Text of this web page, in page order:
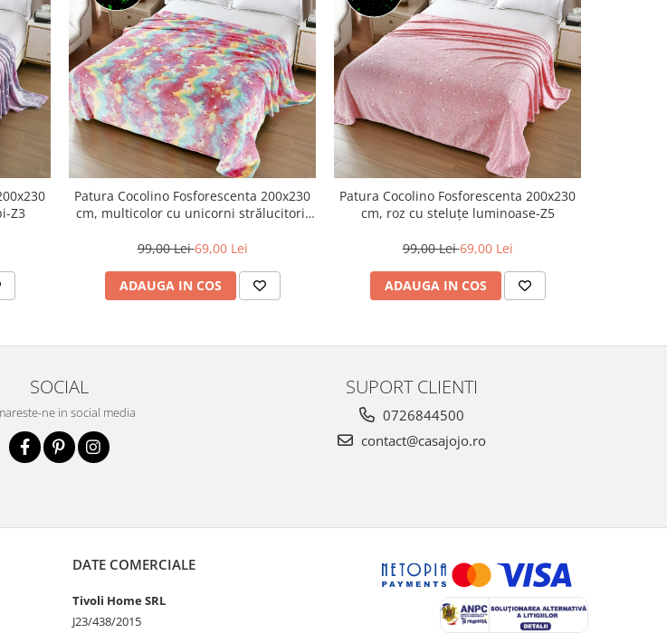
Z3
Patura Cocolino Fosforescenta 200x230
cm, multicolor cu unicorni strălucitori-
99,00 Lei69,00 Lei
ADAUGA IN COS
Patura Cocolino Fosforescenta 200x230
cm, roz cu steluțe luminoase-Z5
99,00 Lei69,00 Lei
ADAUGA IN COS
SOCIAL
ne in social media
SUPORT CLIENTI
0726844500
contact@casajojo.ro
DATE COMERCIALE
Tivoli Home SRL
J23/438/2015